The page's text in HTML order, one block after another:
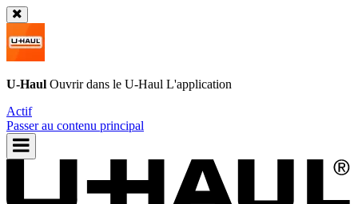
U-Haul Ouvrir dans le U-Haul L'application
Actif
Passer au contenu principal